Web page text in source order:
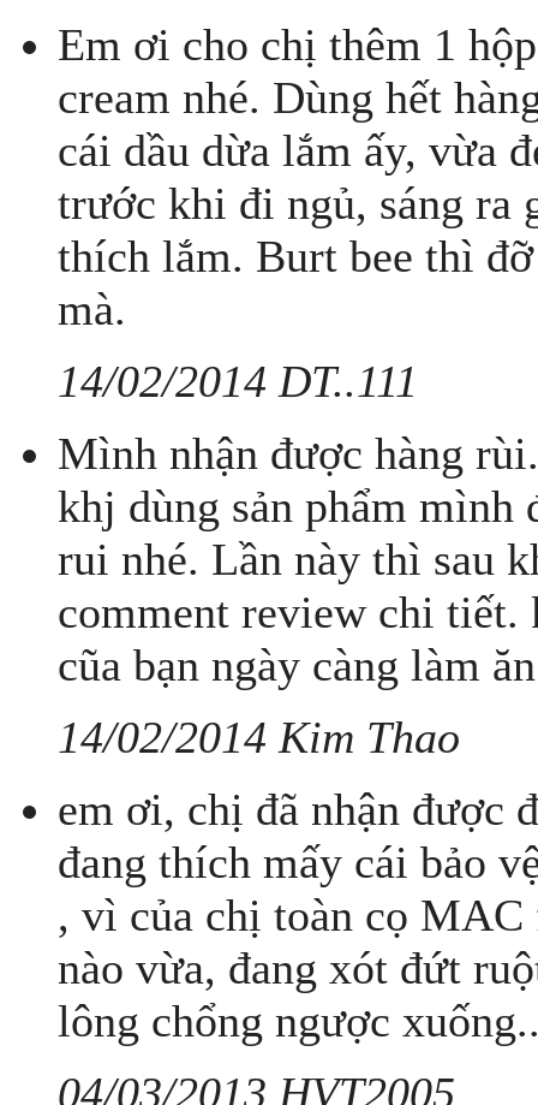
Em ơi cho chị thêm 1
cream nhé. Dùng hết
cái dầu dừa lắm ấy, vừa
trước khi đi ngủ, sáng ra
thích lắm. Burt bee thì
mà.
14/02/2014 DT..111
Mình nhận được hàng
khj dùng sản phẩm mình
rui nhé. Lần này thì sau
comment review chi tiết.
cũa bạn ngày càng làm
14/02/2014 Kim Thao
em ơi, chị đã nhận được
đang thích mấy cái bảo
, vì của chị toàn cọ
nào vừa, đang xót đứt
lông chổng ngược
04/03/2013 HVT2005